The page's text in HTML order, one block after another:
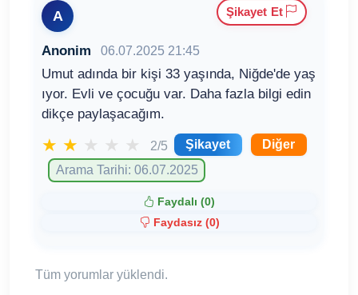
A
Anonim 06.07.2025 21:45
Umut adında bir kişi 33 yaşında, Niğde'de yaş
ıyor. Evli ve çocuğu var. Daha fazla bilgi edin
dikçe paylaşacağım.
★ ★ ★ ★ ★ 2/5 Şikayet
Diğer
Arama Tarihi: 06.07.2025
Faydalı (0)
Faydasız (0)
Şikayet Et
Tüm yorumlar yüklendi.